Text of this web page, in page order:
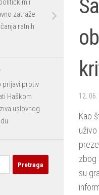
12. 06.
Kao
zbog
su
i
zatraže
ratnih
prijavi protiv
Haškom
uslovnog